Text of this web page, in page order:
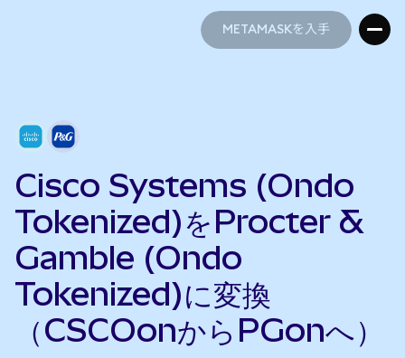
METAMASKを入手
Cisco Systems (Ondo
Tokenized)をProcter &
Gamble (Ondo
Tokenized)に変換
（CSCOonからPGonへ）